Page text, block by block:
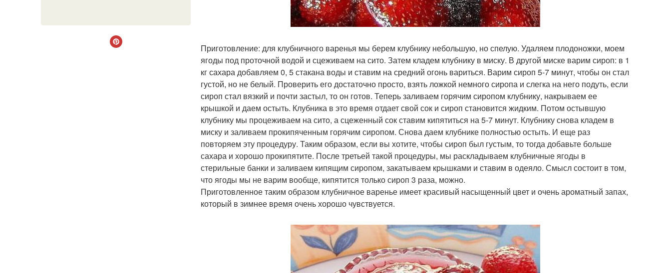
Приготовление: для клубничного варенья мы берем клубнику небольшую, но спелую. Удаляем плодоножки, моем
ягоды под проточной водой и сцеживаем на сито. Затем кладем клубнику в миску. В другой миске варим сироп: в 1
кг сахара добавляем 0, 5 стакана воды и ставим на средний огонь вариться. Варим сироп 5-7 минут, чтобы он стал
густой, но не белый. Проверить его достаточно просто, взять ложкой немного сиропа и слегка на него подуть, если
сироп стал вязкий и почти застыл, то он готов. Теперь заливаем горячим сиропом клубнику, накрываем ее
крышкой и даем остыть. Клубника в это время отдает свой сок и сироп становится жидким. Потом остывшую
клубнику мы процеживаем на сито, а сцеженный сок ставим кипятиться на 5-7 минут. Клубнику снова кладем в
миску и заливаем прокипяченным горячим сиропом. Снова даем клубнике полностью остыть. И еще раз
повторяем эту процедуру. Таким образом, если вы хотите, чтобы сироп был густым, то тогда добавьте больше
сахара и хорошо прокипятите. После третьей такой процедуры, мы раскладываем клубничные ягоды в
стерильные банки и заливаем кипящим сиропом, закатываем крышками и ставим в одеяло. Смысл состоит в том,
что ягоды мы не варим вообще, кипятится только сироп 3 раза, можно.
Приготовленное таким образом клубничное варенье имеет красивый насыщенный цвет и очень ароматный запах,
который в зимнее время очень хорошо чувствуется.